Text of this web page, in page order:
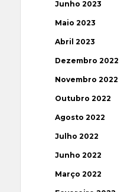
Junho 2023
Maio 2023
Abril 2023
Dezembro 2022
Novembro 2022
Outubro 2022
Agosto 2022
Julho 2022
Junho 2022
Março 2022